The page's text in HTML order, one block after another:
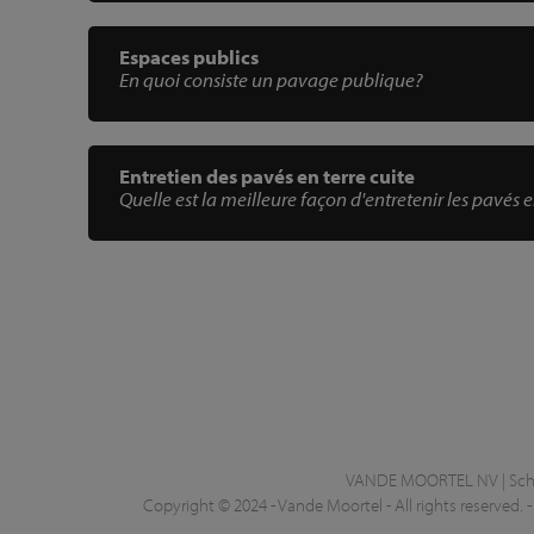
Espaces publics
En quoi consiste un pavage publique?
Entretien des pavés en terre cuite
Quelle est la meilleure façon d'entretenir les pavés
VANDE MOORTEL NV |
Copyright © 2024 - Vande Moortel - All rights reserved. -